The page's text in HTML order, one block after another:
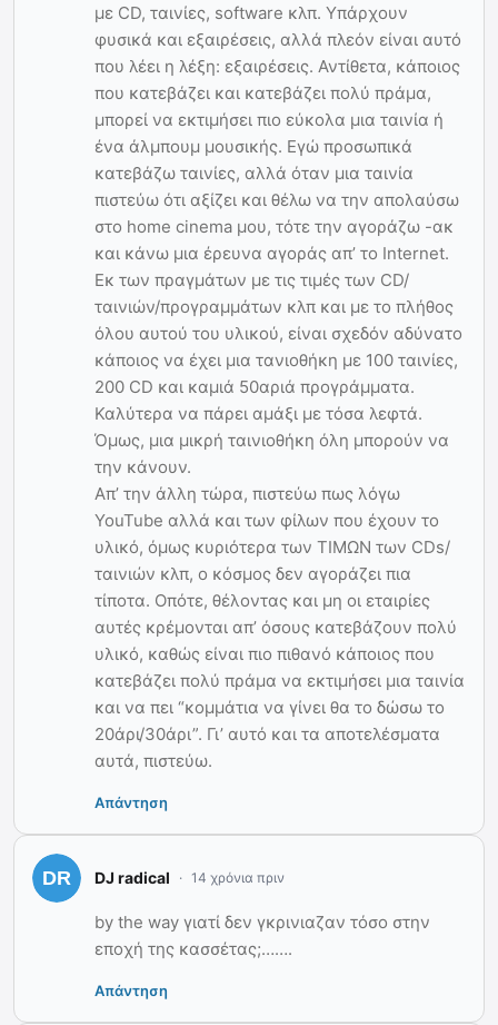
με CD, ταινίες, software κλπ. Υπάρχουν
φυσικά και εξαιρέσεις, αλλά πλεόν είναι αυτό
που λέει η λέξη: εξαιρέσεις. Αντίθετα, κάποιος
που κατεβάζει και κατεβάζει πολύ πράμα,
μπορεί να εκτιμήσει πιο εύκολα μια ταινία ή
ένα άλμπουμ μουσικής. Εγώ προσωπικά
κατεβάζω ταινίες, αλλά όταν μια ταινία
πιστεύω ότι αξίζει και θέλω να την απολαύσω
στο home cinema μου, τότε την αγοράζω -ακ
και κάνω μια έρευνα αγοράς απ’ το Internet.
Εκ των πραγμάτων με τις τιμές των CD/
ταινιών/προγραμμάτων κλπ και με το πλήθος
όλου αυτού του υλικού, είναι σχεδόν αδύνατο
κάποιος να έχει μια τανιοθήκη με 100 ταινίες,
200 CD και καμιά 50αριά προγράμματα.
Καλύτερα να πάρει αμάξι με τόσα λεφτά.
Όμως, μια μικρή ταινιοθήκη όλη μπορούν να
την κάνουν.
Απ’ την άλλη τώρα, πιστεύω πως λόγω
YouTube αλλά και των φίλων που έχουν το
υλικό, όμως κυριότερα των ΤΙΜΩΝ των CDs/
ταινιών κλπ, ο κόσμος δεν αγοράζει πια
τίποτα. Οπότε, θέλοντας και μη οι εταιρίες
αυτές κρέμονται απ’ όσους κατεβάζουν πολύ
υλικό, καθώς είναι πιο πιθανό κάποιος που
κατεβάζει πολύ πράμα να εκτιμήσει μια ταινία
και να πει “κομμάτια να γίνει θα το δώσω το
20άρι/30άρι”. Γι’ αυτό και τα αποτελέσματα
αυτά, πιστεύω.
Απάντηση
DJ radical 14 χρόνια πριν
by the way γιατί δεν γκρινιαζαν τόσο στην
εποχή της κασσέτας;…….
Απάντηση